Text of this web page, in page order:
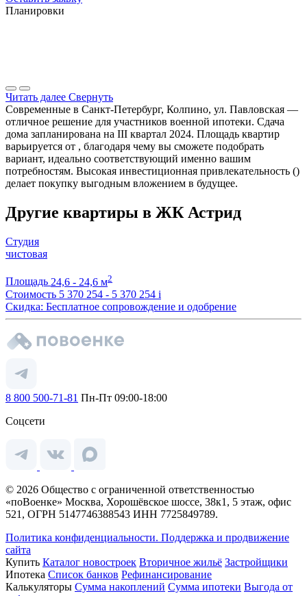
Планировки
Читать далее Свернуть
Современные в Санкт-Петербург, Колпино, ул. Павловская —
отличное решение для участников военной ипотеки. Сдача
дома запланирована на III квартал 2024. Площадь квартир
варьируется от , благодаря чему вы сможете подобрать
вариант, идеально соответствующий именно вашим
потребностям. Высокая инвестиционная привлекательность ()
делает покупку выгодным вложением в будущее.
Другие квартиры в ЖК Астрид
Студия
чистовая
Площадь 24,6 - 24,6 м2
Стоимость 5 370 254 - 5 370 254 i
Скидка: Бесплатное сопровождение и одобрение
8 800 500-71-81 Пн-Пт 09:00-18:00
Соцсети
© 2026 Общество с ограниченной ответственностью
«поВоенке» Москва, Хорошёвское шоссе, 38к1, 5 этаж, офис
521, ОГРН 5147746388543 ИНН 7725849789.
Политика конфиденциальности. Поддержка и продвижение
сайта
Купить Каталог новостроек Вторичное жильё Застройщики
Ипотека Список банков Рефинансирование
Калькуляторы Сумма накоплений Сумма ипотеки Выгода от